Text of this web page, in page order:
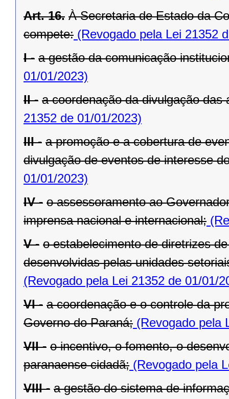
Art. 16. À Secretaria de Estado da
compete: (Revogado pela Lei 21352
I - a gestão da comunicação
01/01/2023)
II - a coordenação da divulgação das
21352 de 01/01/2023)
III - a promoção e a cobertura de
divulgação de eventos de interesse
01/01/2023)
IV - o assessoramento ao
imprensa nacional e internacional;
V - o estabelecimento de diretrizes
desenvolvidas pelas unidades
(Revogado pela Lei 21352 de 01/01/
VI - a coordenação e o controle da
Governo do Paraná; (Revogado pela
VII - o incentivo, o fomento, o
paranaense cidadã; (Revogado pela
VIII - a gestão do sistema de